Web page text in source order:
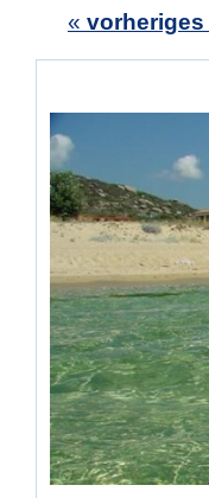
« vorheriges